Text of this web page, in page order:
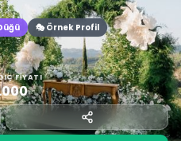
🎭 Örnek Profil
FIYATI